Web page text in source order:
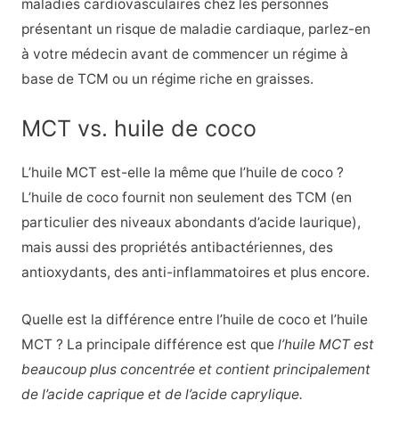
maladies cardiovasculaires chez les personnes
présentant un risque de maladie cardiaque, parlez-en
à votre médecin avant de commencer un régime à
base de TCM ou un régime riche en graisses.
MCT vs. huile de coco
L’huile MCT est-elle la même que l’huile de coco ?
L’huile de coco fournit non seulement des TCM (en
particulier des niveaux abondants d’acide laurique),
mais aussi des propriétés antibactériennes, des
antioxydants, des anti-inflammatoires et plus encore.
Quelle est la différence entre l’huile de coco et l’huile
MCT ? La principale différence est que l’huile MCT est
beaucoup plus concentrée et contient principalement
de l’acide caprique et de l’acide caprylique.